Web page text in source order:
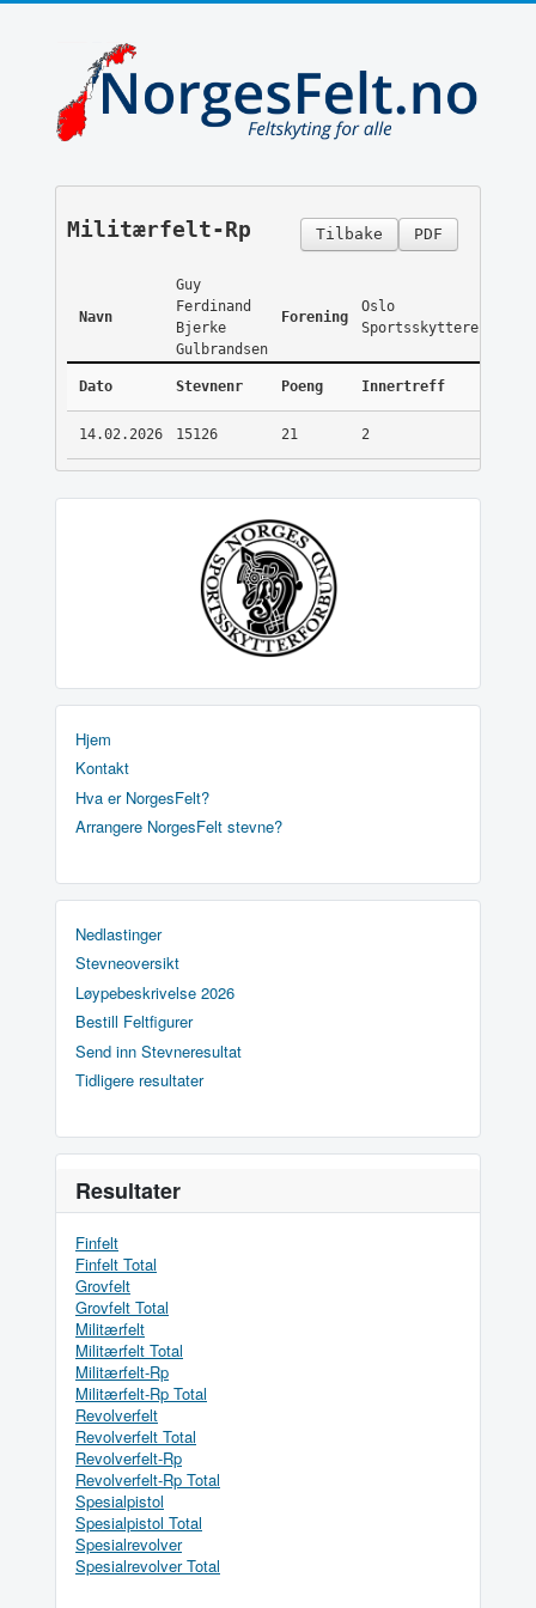
PDF
Tilbake
Militærfelt-Rp
Navn
Guy
Ferdinand
Bjerke
Gulbrandsen
Forening
Oslo
Sportsskyttere
Dato Stevnenr Poeng Innertreff
14.02.2026 15126 21 2
Hjem
Kontakt
Hva er NorgesFelt?
Arrangere NorgesFelt stevne?
Nedlastinger
Stevneoversikt
Løypebeskrivelse 2026
Bestill Feltfigurer
Send inn Stevneresultat
Tidligere resultater
Resultater
Finfelt
Finfelt Total
Grovfelt
Grovfelt Total
Militærfelt
Militærfelt Total
Militærfelt-Rp
Militærfelt-Rp Total
Revolverfelt
Revolverfelt Total
Revolverfelt-Rp
Revolverfelt-Rp Total
Spesialpistol
Spesialpistol Total
Spesialrevolver
Spesialrevolver Total